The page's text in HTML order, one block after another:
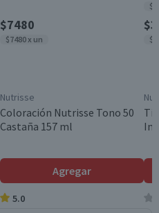
$7480
$7480 x un
Nutrisse
Coloración Nutrisse Tono 50
Castaña 157 ml
Agregar
5.0